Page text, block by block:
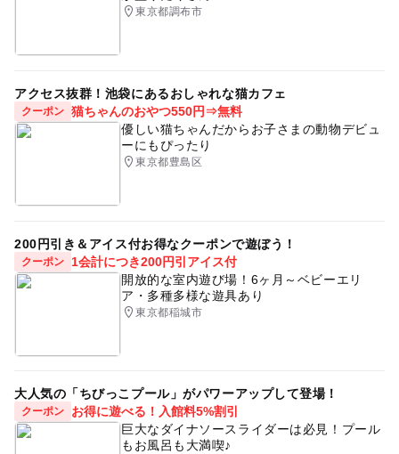
東京都調布市
アクセス抜群！池袋にあるおしゃれな猫カフェ
クーポン 猫ちゃんのおやつ550円⇒無料
優しい猫ちゃんだからお子さまの動物デビュ
ーにもぴったり
東京都豊島区
200円引き＆アイス付お得なクーポンで遊ぼう！
クーポン
1会計につき200円引アイス付
開放的な室内遊び場！6ヶ月～ベビーエリ
ア・多種多様な遊具あり
東京都稲城市
大人気の「ちびっこプール」がパワーアップして登場！
クーポン
お得に遊べる！入館料5%割引
巨大なダイナソースライダーは必見！プール
もお風呂も大満喫♪